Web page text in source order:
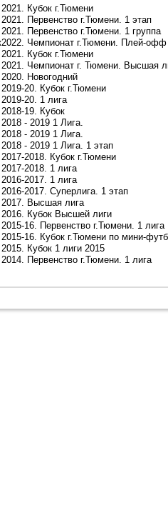
2021. Кубок г.Тюмени
2021. Первенство г.Тюмени. 1 этап
2021. Первенство г.Тюмени. 1 группа
2022. Чемпионат г.Тюмени. Плей-офф
2021. Кубок г.Тюмени
2021. Чемпионат г. Тюмени. Высшая
2020. Новогодний
2019-20. Кубок г.Тюмени
2019-20. 1 лига
2018-19. Кубок
2018 - 2019 1 Лига.
2018 - 2019 1 Лига.
2018 - 2019 1 Лига. 1 этап
2017-2018. Кубок г.Тюмени
2017-2018. 1 лига
2016-2017. 1 лига
2016-2017. Суперлига. 1 этап
2017. Высшая лига
2016. Кубок Высшей лиги
2015-16. Первенство г.Тюмени. 1 лига
2015-16. Кубок г.Тюмени по мини-
2015. Кубок 1 лиги 2015
2014. Первенство г.Тюмени. 1 лига